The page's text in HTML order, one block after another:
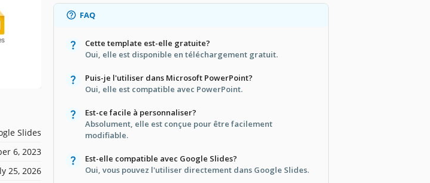
Slides
6, 2023
25, 2026
FAQ
Cette template est-elle gratuite?
Oui, elle est disponible en téléchargement gratuit.
Puis-je l'utiliser dans Microsoft PowerPoint?
Oui, elle est compatible avec PowerPoint.
Est-ce facile à personnaliser?
Absolument, elle est conçue pour être facilement
modifiable.
Est-elle compatible avec Google Slides?
Oui, vous pouvez l'utiliser directement dans Google Slides.